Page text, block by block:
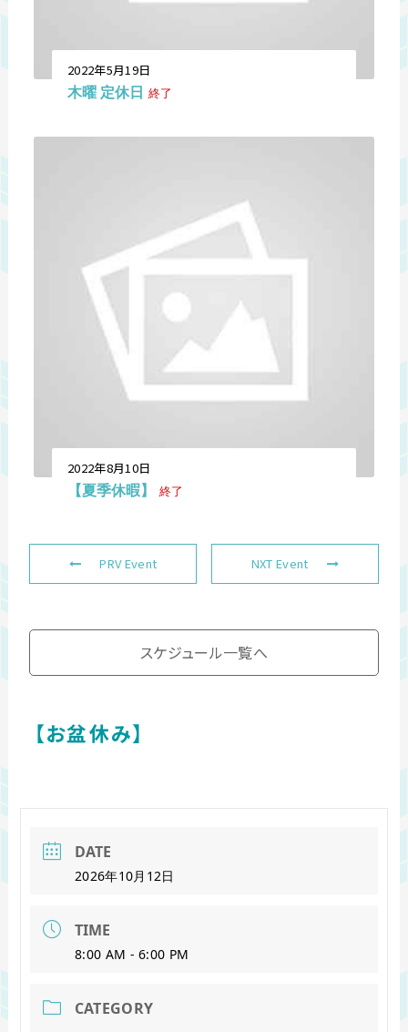
2022年5月19日
木曜 定休日 終了
2022年8月10日
【夏季休暇】 終了
PRV Event NXT Event
スケジュール一覧へ
【お盆休み】
DATE
2026年10月12日
TIME
8:00 AM - 6:00 PM
CATEGORY